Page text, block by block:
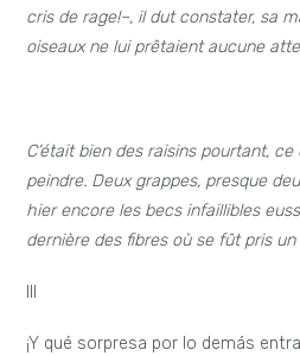
cris de rage!–, il dut constater, sa
oiseaux ne lui prêtaient aucune
C’était bien des raisins pourtant,
peindre. Deux grappes, presque
hier encore les becs infaillibles
dernière des fibres où se fût pris
¡Y qué sorpresa por lo demás